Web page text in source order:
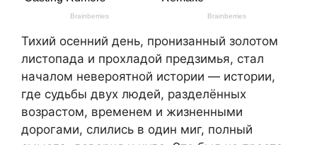
Тихий осенний день, пронизанный золотом
листопада и прохладой предзимья, стал
началом невероятной истории — истории,
где судьбы двух людей, разделённых
возрастом, временем и жизненными
дорогами, слились в один миг, полный